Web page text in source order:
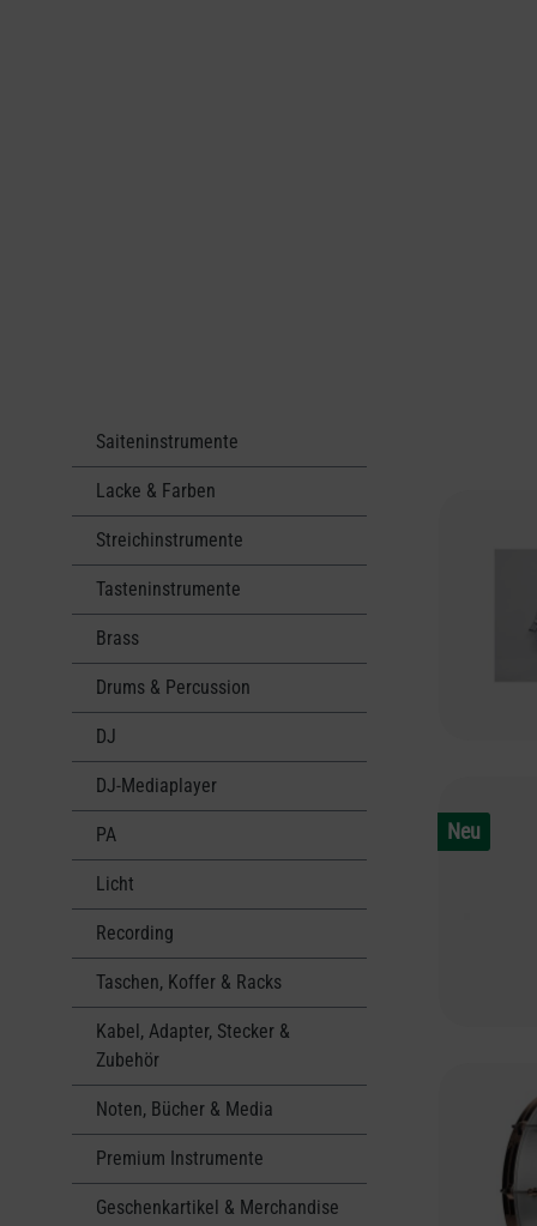
Saiteninstrumente
Lacke & Farben
Streichinstrumente
Tasteninstrumente
Brass
Drums & Percussion
DJ
DJ-Mediaplayer
PA
Licht
Recording
Taschen, Koffer & Racks
Kabel, Adapter, Stecker &
Zubehör
Noten, Bücher & Media
Premium Instrumente
Geschenkartikel & Merchandise
Neu